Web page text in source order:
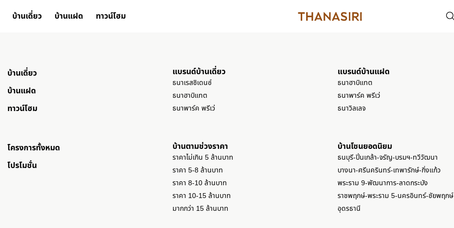
บ้านเดี่ยว บ้านแฝด ทาวน์โฮม
บ้านเดี่ยว
บ้านแฝด
ทาวน์โฮม
แบรนด์บ้านเดี่ยว
ธนาเรสซิเดนซ์
ธนาฮาบิแทต
ธนาพาร์ค พรีเว่
แบรนด์บ้านแฝด
ธนาฮาบิแทต
ธนาพาร์ค พรีเว่
ธนาวิลเลจ
โครงการทั้งหมด
โปรโมชั่น
บ้านตามช่วงราคา
ราคาไม่เกิน 5 ล้านบาท
ราคา 5-8 ล้านบาท
ราคา 8-10 ล้านบาท
ราคา 10-15 ล้านบาท
มากกว่า 15 ล้านบาท
บ้านโซนยอดนิยม
ธนบุรี-ปิ่นเกล้า-จรัญ-บรมฯ-ทวีวัฒนา
บางนา-ศรีนครินทร์-เทพารักษ์-กิ่งแก้ว
พระราม 9-พัฒนาการ-ลาดกระบัง
ราชพฤกษ์-พระราม 5-นครอินทร์-ชัยพฤกษ์
อุดรธานี